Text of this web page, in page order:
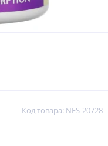
Код товара: NFS-20728